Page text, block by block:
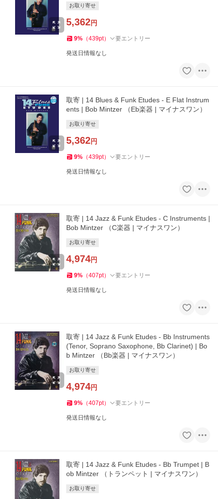
お取り寄せ
5,362円
9% （439pt） 要エントリー
発送日情報なし
取寄 | 14 Blues & Funk Etudes - E Flat Instrum
ents | Bob Mintzer （Eb楽器 | マイナスワン）
お取り寄せ
5,362円
9% （439pt） 要エントリー
発送日情報なし
取寄 | 14 Jazz & Funk Etudes - C Instruments |
Bob Mintzer （C楽器 | マイナスワン）
お取り寄せ
4,974円
9% （407pt） 要エントリー
発送日情報なし
取寄 | 14 Jazz & Funk Etudes - Bb Instruments
(Tenor, Soprano Saxophone, Bb Clarinet) | Bo
b Mintzer （Bb楽器 | マイナスワン）
お取り寄せ
4,974円
9% （407pt） 要エントリー
発送日情報なし
取寄 | 14 Jazz & Funk Etudes - Bb Trumpet | B
ob Mintzer （トランペット | マイナスワン）
お取り寄せ